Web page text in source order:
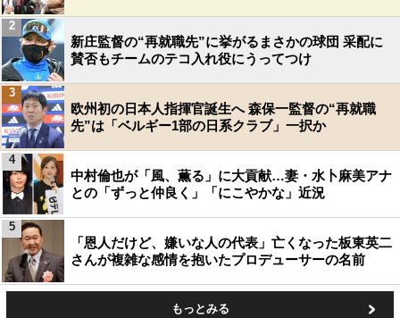
新庄監督の“再就職先”に挙がるまさかの球団 采配に
賛否もチームのテコ入れ役にうってつけ
2
欧州初の日本人指揮官誕生へ 森保一監督の“再就職
先”は「ベルギー1部の日系クラブ」一択か
3
中村倫也が「風、薫る」に大貢献…妻・水卜麻美アナ
との「ずっと仲良く」「にこやかな」近況
4
「恩人だけど、嫌いな人の代表」亡くなった板東英二
さんが複雑な感情を抱いたプロデューサーの名前
5
もっとみる